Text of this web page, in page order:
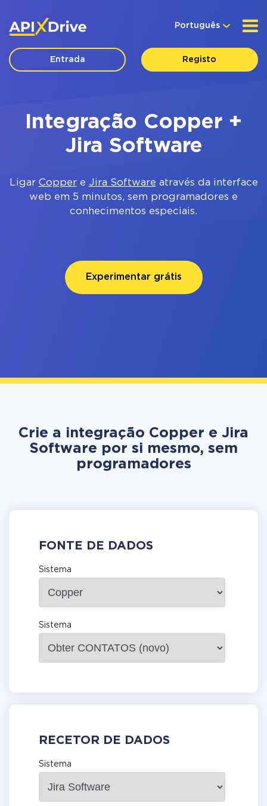
Português
Entrada Registo
Integração Copper +
Jira Software
Ligar Coppere Jira Software através da interface
web em 5 minutos, sem programadores e
conhecimentos especiais.
Experimentar grátis
Crie a integração Copper e Jira
Software por si mesmo, sem
programadores
FONTE DE DADOS
Sistema
Sistema
RECETOR DE DADOS
Sistema